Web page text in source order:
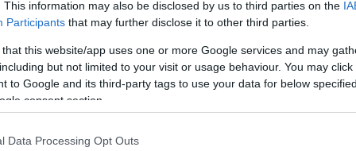
This information may also be disclosed by us to third parties on the
Participants that may further disclose it to other third parties.
that this website/app uses one or more Google services and may
but not limited to your visit or usage behaviour. You may
to Google and its third-party tags to use your data for below
consent section.
Data Processing Opt Outs
Pontosan nyolcvankét évvel ezelőtt, 1944.
reggel születtek meg a háborús fotográfia
legmeghatározóbb felvételei: Robert Capa
készített a normandiai